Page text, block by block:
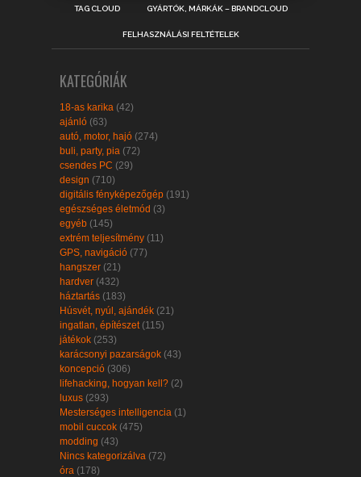
TAG CLOUD GYÁRTÓK, MÁRKÁK – BRANDCLOUD
FELHASZNÁLÁSI FELTÉTELEK
KATEGÓRIÁK
18-as karika (42)
ajánló (63)
autó, motor, hajó (274)
buli, party, pia (72)
csendes PC (29)
design (710)
digitális fényképezőgép (191)
egészséges életmód (3)
egyéb (145)
extrém teljesítmény (11)
GPS, navigáció (77)
hangszer (21)
hardver (432)
háztartás (183)
Húsvét, nyúl, ajándék (21)
ingatlan, építészet (115)
játékok (253)
karácsonyi pazarságok (43)
koncepció (306)
lifehacking, hogyan kell? (2)
luxus (293)
Mesterséges intelligencia (1)
mobil cuccok (475)
modding (43)
Nincs kategorizálva (72)
óra (178)